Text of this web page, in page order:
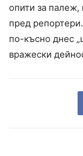
опити за палеж,
пред
по-късно днес
вражески